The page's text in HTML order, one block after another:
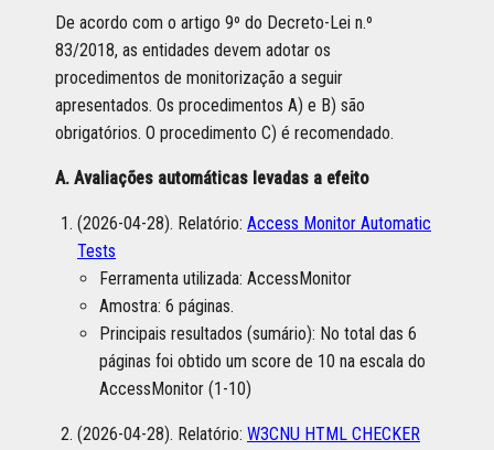
De acordo com o artigo 9º do Decreto-Lei n.º
83/2018, as entidades devem adotar os
procedimentos de monitorização a seguir
apresentados. Os procedimentos A) e B) são
obrigatórios. O procedimento C) é recomendado.
A. Avaliações automáticas levadas a efeito
(2026-04-28). Relatório: Access Monitor Automatic
Tests
Ferramenta utilizada: AccessMonitor
Amostra: 6 páginas.
Principais resultados (sumário): No total das 6
páginas foi obtido um score de 10 na escala do
AccessMonitor (1-10)
(2026-04-28). Relatório: W3CNU HTML CHECKER